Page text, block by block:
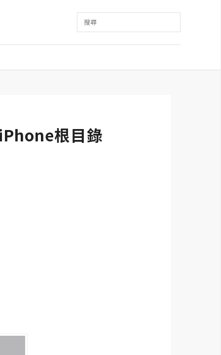
搜尋
根目錄